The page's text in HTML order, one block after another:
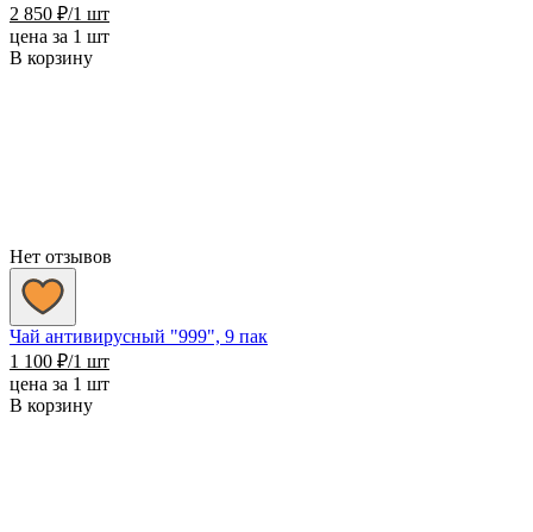
2 850 ₽/1 шт
цена за 1 шт
В корзину
Нет отзывов
Чай антивирусный "999", 9 пак
1 100 ₽/1 шт
цена за 1 шт
В корзину